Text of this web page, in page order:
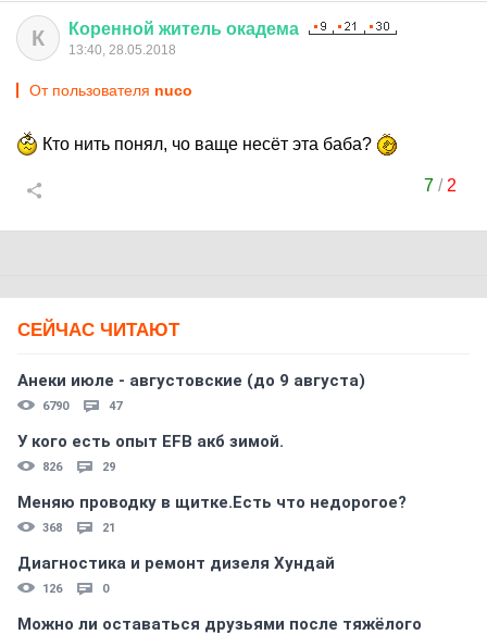
К Коренной житель окадема
13:40, 28.05.2018
От пользователя nuco
Кто нить понял, чо ваще несёт эта баба?
7/ 2
СЕЙЧАС ЧИТАЮТ
Анеки июле - августовские (до 9 августа)
6790 47
У кого есть опыт EFB акб зимой.
826 29
Меняю проводку в щитке.Есть что недорогое?
368 21
Диагностика и ремонт дизеля Хундай
126 0
Можно ли оставаться друзьями после тяжёлого